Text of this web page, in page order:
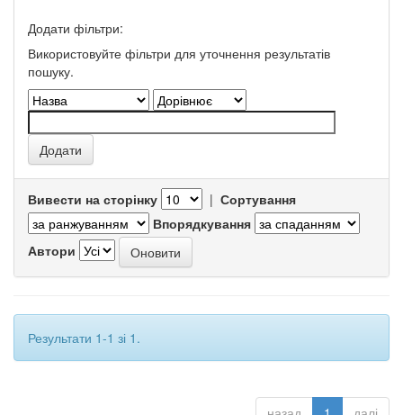
Додати фільтри:
Використовуйте фільтри для уточнення результатів
пошуку.
Вивести на сторінку | Сортування
Впорядкування
Автори
Результати 1-1 зі 1.